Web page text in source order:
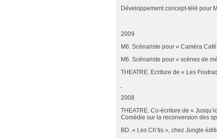
Développement concept-télé pour
2009
M6. Scénariste pour « Caméra
M6. Scénariste pour « scènes de
THEATRE. Ecriture de « Les
2008
THEATRE. Co-écriture de «
Comédie sur la reconversion des
BD. « Les Ch’tis », chez Jungle